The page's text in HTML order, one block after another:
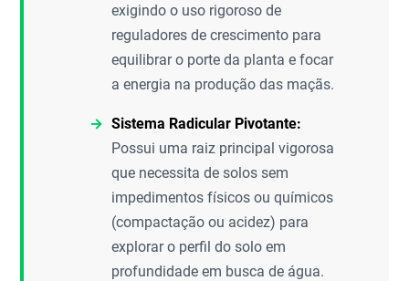
exigindo o uso rigoroso de
reguladores de crescimento para
equilibrar o porte da planta e focar
a energia na produção das maçãs.
Sistema Radicular Pivotante:
Possui uma raiz principal vigorosa
que necessita de solos sem
impedimentos físicos ou químicos
(compactação ou acidez) para
explorar o perfil do solo em
profundidade em busca de água.